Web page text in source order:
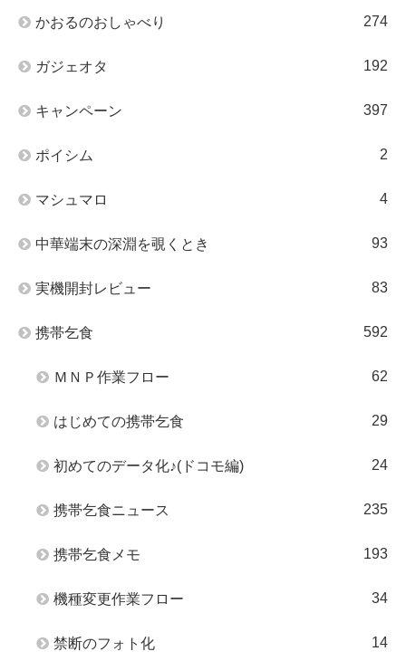
かおるのおしゃべり 274
ガジェオタ 192
キャンペーン 397
ポイシム 2
マシュマロ 4
中華端末の深淵を覗くとき 93
実機開封レビュー 83
携帯乞食 592
ＭＮＰ作業フロー 62
はじめての携帯乞食 29
初めてのデータ化♪(ドコモ編) 24
携帯乞食ニュース 235
携帯乞食メモ 193
機種変更作業フロー 34
禁断のフォト化 14